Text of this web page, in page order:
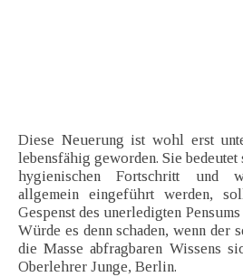
Diese Neuerung ist wohl erst
lebensfähig geworden. Sie
hygienischen Fortschritt und
allgemein eingeführt werden,
Gespenst des unerledigten
Würde es denn schaden, wenn der
die Masse abfragbaren Wissens
Oberlehrer Junge, Berlin.